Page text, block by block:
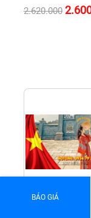
2.620.000
Tour Đà Nẵng
BÁO GIÁ